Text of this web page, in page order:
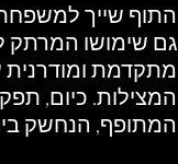
התוף שייך
גם שימושו המרתק
מתקדמת ומודרנית
המצילות. כיום,
המתופף, הנחשק